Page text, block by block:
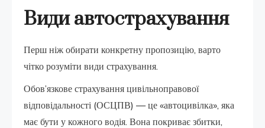
Види автострахування
Перш ніж обирати конкретну пропозицію, варто
чітко розуміти види страхування.
Обов’язкове страхування цивільноправової
відповідальності (ОСЦПВ) — це «автоцивілка», яка
має бути у кожного водія. Вона покриває збитки,